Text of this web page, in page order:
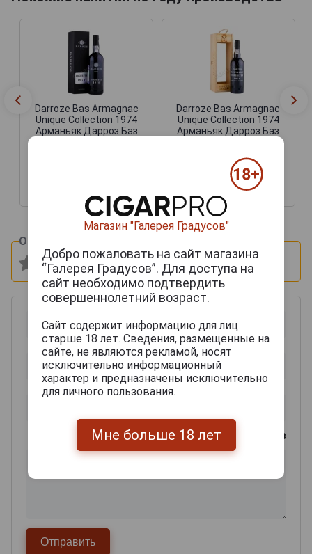
Darroze Bas Armagnac
Unique Collection 1974
Арманьяк Дарроз Баз
39 590 руб.
Darroze Bas Armagnac
Unique Collection 1974
Арманьяк Дарроз Баз
0.7л в деревянной
упаковке
26 803 руб.
Оцените и напишите отзыв:
0из 2000 знаков
Магазин "Галерея Градусов"
Добро пожаловать на сайт магазина
“Галерея Градусов”. Для доступа на
сайт необходимо подтвердить
совершеннолетний возраст.
Сайт содержит информацию для лиц
старше 18 лет. Сведения, размещенные на
сайте, не являются рекламой, носят
исключительно информационный
характер и предназначены исключительно
для личного пользования.
Мне больше 18 лет